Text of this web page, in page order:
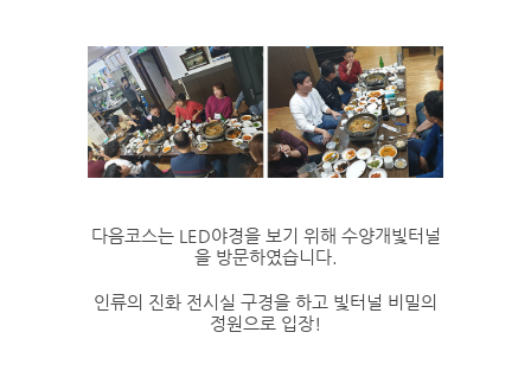
다음코스는 LED야경을 보기 위해 수양개빛터널
을 방문하였습니다.
인류의 진화 전시실 구경을 하고 빛터널 비밀의
정원으로 입장!